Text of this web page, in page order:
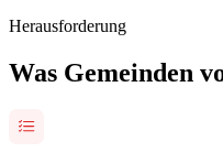
Herausforderung
Was Gemeinden